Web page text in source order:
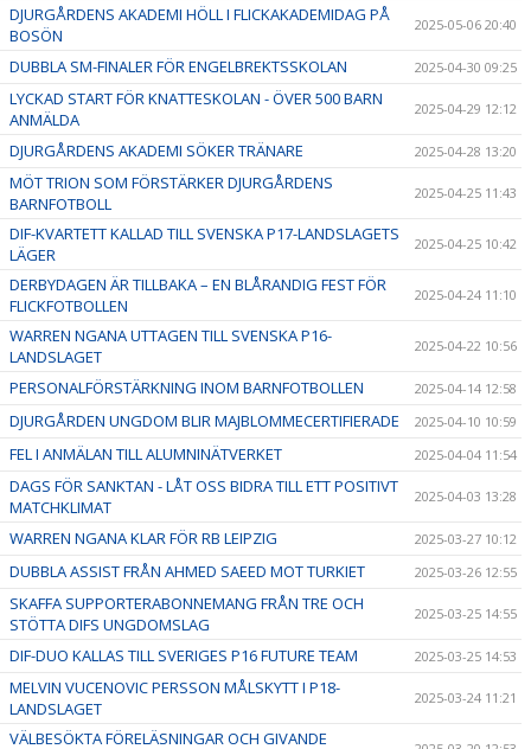
DJURGÅRDENS AKADEMI HÖLL I FLICKAKADEMIDAG PÅ
BOSÖN
2025-05-06 20:40
DUBBLA SM-FINALER FÖR ENGELBREKTSSKOLAN 2025-04-30 09:25
LYCKAD START FÖR KNATTESKOLAN - ÖVER 500 BARN
ANMÄLDA
2025-04-29 12:12
DJURGÅRDENS AKADEMI SÖKER TRÄNARE 2025-04-28 13:20
MÖT TRION SOM FÖRSTÄRKER DJURGÅRDENS
BARNFOTBOLL
2025-04-25 11:43
DIF-KVARTETT KALLAD TILL SVENSKA P17-LANDSLAGETS
LÄGER
2025-04-25 10:42
DERBYDAGEN ÄR TILLBAKA – EN BLÅRANDIG FEST FÖR
FLICKFOTBOLLEN
2025-04-24 11:10
WARREN NGANA UTTAGEN TILL SVENSKA P16-
LANDSLAGET
2025-04-22 10:56
PERSONALFÖRSTÄRKNING INOM BARNFOTBOLLEN 2025-04-14 12:58
DJURGÅRDEN UNGDOM BLIR MAJBLOMMECERTIFIERADE 2025-04-10 10:59
FEL I ANMÄLAN TILL ALUMNINÄTVERKET 2025-04-04 11:54
DAGS FÖR SANKTAN - LÅT OSS BIDRA TILL ETT POSITIVT
MATCHKLIMAT
2025-04-03 13:28
WARREN NGANA KLAR FÖR RB LEIPZIG 2025-03-27 10:12
DUBBLA ASSIST FRÅN AHMED SAEED MOT TURKIET 2025-03-26 12:55
SKAFFA SUPPORTERABONNEMANG FRÅN TRE OCH
STÖTTA DIFS UNGDOMSLAG
2025-03-25 14:55
DIF-DUO KALLAS TILL SVERIGES P16 FUTURE TEAM 2025-03-25 14:53
MELVIN VUCENOVIC PERSSON MÅLSKYTT I P18-
LANDSLAGET
2025-03-24 11:21
VÄLBESÖKTA FÖRELÄSNINGAR OCH GIVANDE